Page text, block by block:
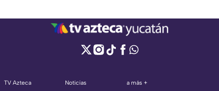
TV Azteca
Noticias
a más +